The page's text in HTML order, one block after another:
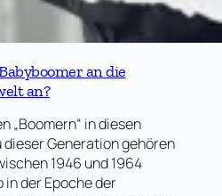
an die
an?
„Boomern“ in diesen
Generation gehören
1946 und 1964
der Epoche der